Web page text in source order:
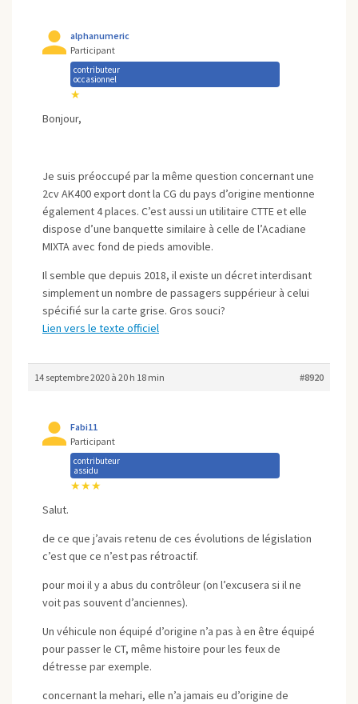
alphanumeric
Participant
contributeur
occasionnel
★
Bonjour,
Je suis préoccupé par la même question concernant une
2cv AK400 export dont la CG du pays d’origine mentionne
également 4 places. C’est aussi un utilitaire CTTE et elle
dispose d’une banquette similaire à celle de l’Acadiane
MIXTA avec fond de pieds amovible.
Il semble que depuis 2018, il existe un décret interdisant
simplement un nombre de passagers suppérieur à celui
spécifié sur la carte grise. Gros souci?
Lien vers le texte officiel
14 septembre 2020 à 20 h 18 min #8920
Fabi11
Participant
contributeur
assidu
★★★
Salut.
de ce que j’avais retenu de ces évolutions de législation
c’est que ce n’est pas rétroactif.
pour moi il y a abus du contrôleur (on l’excusera si il ne
voit pas souvent d’anciennes).
Un véhicule non équipé d’origine n’a pas à en être équipé
pour passer le CT, même histoire pour les feux de
détresse par exemple.
concernant la mehari, elle n’a jamais eu d’origine de